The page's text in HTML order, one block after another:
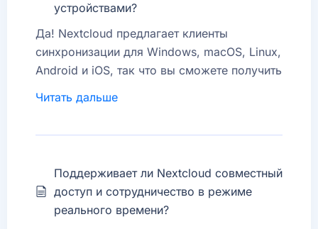
устройствами?
Да! Nextcloud предлагает клиенты
синхронизации для Windows, macOS, Linux,
Android и iOS, так что вы сможете получить
устройства.
Читать дальше
Поддерживает ли Nextcloud совместный
доступ и сотрудничество в режиме
реального времени?